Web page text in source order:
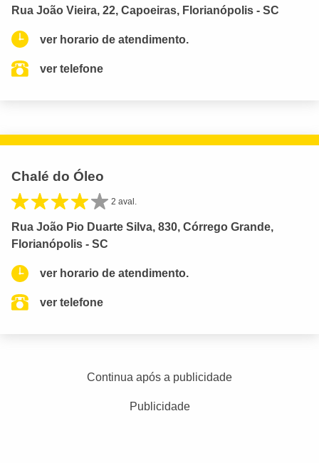
Rua João Vieira, 22, Capoeiras, Florianópolis - SC
ver horario de atendimento.
ver telefone
Chalé do Óleo
2 aval.
Rua João Pio Duarte Silva, 830, Córrego Grande,
Florianópolis - SC
ver horario de atendimento.
ver telefone
Continua após a publicidade
Publicidade